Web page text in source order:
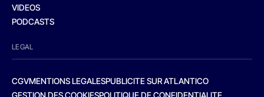
VIDEOS
PODCASTS
LEGAL
CGVMENTIONS LEGALESPUBLICITE SUR ATLANTICO
GESTION DES COOKIESPOLITIQUE DE CONFIDENTIALITE